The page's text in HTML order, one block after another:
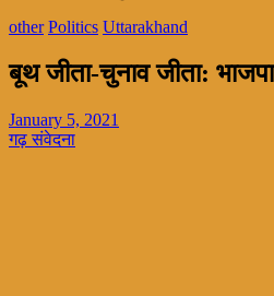
other Politics Uttarakhand
बूथ जीता-चुनाव जीता:
January 5, 2021
गढ़ संवेदना